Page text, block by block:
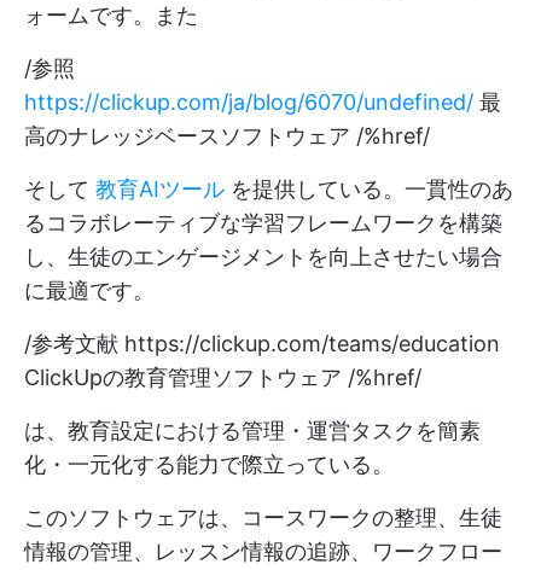
ォームです。また
/参照
https://clickup.com/ja/blog/6070/undefined/ 最
高のナレッジベースソフトウェア /%href/
そして 教育AIツール を提供している。一貫性のあ
るコラボレーティブな学習フレームワークを構築
し、生徒のエンゲージメントを向上させたい場合
に最適です。
/参考文献 https://clickup.com/teams/education
ClickUpの教育管理ソフトウェア /%href/
は、教育設定における管理・運営タスクを簡素
化・一元化する能力で際立っている。
このソフトウェアは、コースワークの整理、生徒
情報の管理、レッスン情報の追跡、ワークフロー